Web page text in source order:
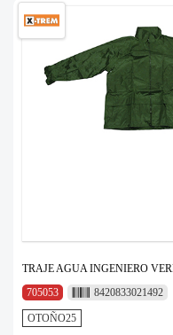
TRAJE AGUA INGENIERO
705053
8420833021492
OTOÑO25